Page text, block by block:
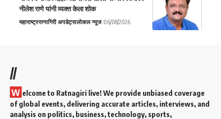
नीलेश राणे यांनी व्यक्त केला शोक
महाराष्ट्ररत्नागिरी अपडेट्सलोकल न्यूज 06/08/2026
//
W elcome to Ratnagiri live! We provide unbiased coverage
of global events, delivering accurate articles, interviews, and
analysis on politics, business, technology, sports,